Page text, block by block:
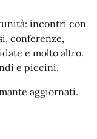
incontri con
conferenze,
e molto altro.
e piccini.
aggiornati.